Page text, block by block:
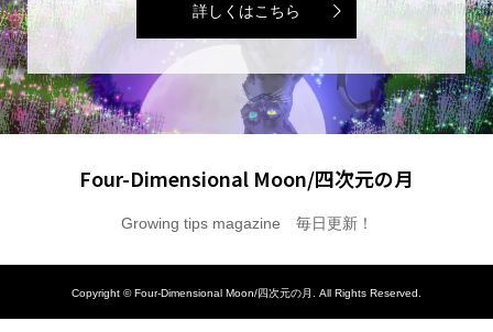
詳しくはこちら
Four-Dimensional Moon/四次元の月
Growing tips magazine 毎日更新！
Copyright ©Four-Dimensional Moon/四次元の月. All Rights Reserved.